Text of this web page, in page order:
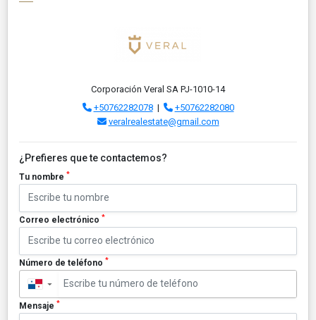
Corporación Veral SA PJ-1010-14
+50762282078|
+50762282080
veralrealestate@gmail.com
¿Prefieres que te contactemos?
Tu nombre *
Correo electrónico *
Número de teléfono *
▼
Mensaje *